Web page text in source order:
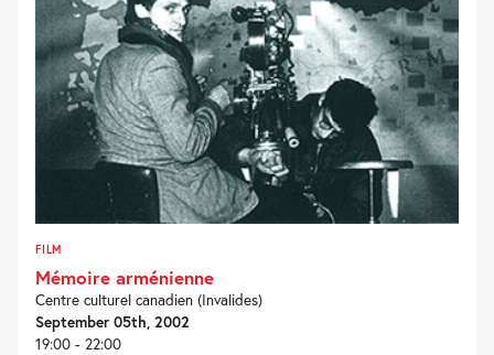
FILM
Mémoire arménienne
Centre culturel canadien (Invalides)
September 05th, 2002
19:00 - 22:00